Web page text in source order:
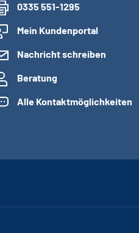
0335 551-1295
Mein Kundenportal
Nachricht schreiben
Beratung
Alle Kontaktmöglichkeiten